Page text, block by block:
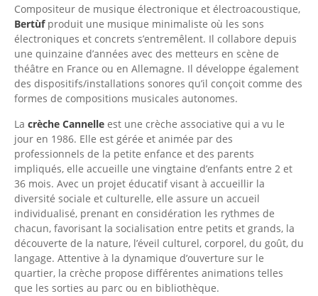
Compositeur de musique électronique et électroacoustique,
Bertùfproduit une musique minimaliste où les sons
électroniques et concrets s’entremêlent. Il collabore depuis
une quinzaine d’années avec des metteurs en scène de
théâtre en France ou en Allemagne. Il développe également
des dispositifs/installations sonores qu’il conçoit comme des
formes de compositions musicales autonomes.
La crèche Cannelle est une crèche associative qui a vu le
jour en 1986. Elle est gérée et animée par des
professionnels de la petite enfance et des parents
impliqués, elle accueille une vingtaine d’enfants entre 2 et
36 mois. Avec un projet éducatif visant à accueillir la
diversité sociale et culturelle, elle assure un accueil
individualisé, prenant en considération les rythmes de
chacun, favorisant la socialisation entre petits et grands, la
découverte de la nature, l’éveil culturel, corporel, du goût, du
langage. Attentive à la dynamique d’ouverture sur le
quartier, la crèche propose différentes animations telles
que les sorties au parc ou en bibliothèque.